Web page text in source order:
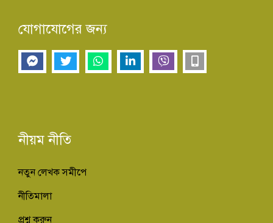
যোগাযোগের জন্য
নীয়ম নীতি
নতুন লেখক সমীপে
নীতিমালা
প্রশ্ন করুন